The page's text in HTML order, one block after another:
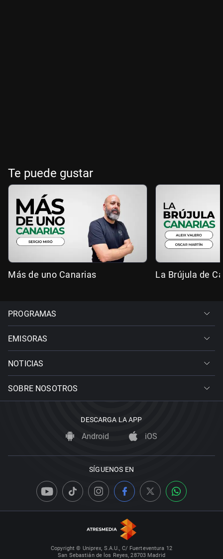
Te puede gustar
Más de uno Canarias La Brújula de
PROGRAMAS
EMISORAS
NOTICIAS
SOBRE NOSOTROS
DESCARGA LA APP
Android iOS
SÍGUENOS EN
Copyright © Uniprex, S.A.U., C/ Fuerteventura 12
San Sebastián de los Reyes, 28703 Madrid